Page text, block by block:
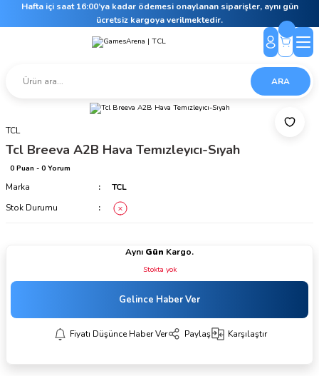
Hafta içi saat 16:00’ya kadar ödemesi onaylanan siparişler, aynı gün
ücretsiz kargoya verilmektedir.
ARA
TCL
Tcl Breeva A2B Hava Temızleyıcı-Sıyah
0 Puan - 0 Yorum
Marka
TCL
Stok Durumu
Aynı Gün Kargo.
Stokta yok
Gelince Haber Ver
Fiyatı Düşünce Haber Ver Paylaş Karşılaştır